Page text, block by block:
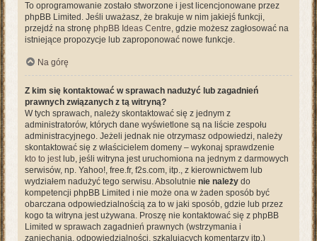
To oprogramowanie zostało stworzone i jest licencjonowane przez
phpBB Limited. Jeśli uważasz, że brakuje w nim jakiejś funkcji,
przejdź na stronę phpBB Ideas Centre, gdzie możesz zagłosować na
istniejące propozycje lub zaproponować nowe funkcje.
Na górę
Z kim się kontaktować w sprawach nadużyć lub zagadnień
prawnych związanych z tą witryną?
W tych sprawach, należy skontaktować się z jednym z
administratorów, których dane wyświetlone są na liście zespołu
administracyjnego. Jeżeli jednak nie otrzymasz odpowiedzi, należy
skontaktować się z właścicielem domeny – wykonaj sprawdzenie
kto to jestlub, jeśli witryna jest uruchomiona na jednym z darmowych
serwisów, np. Yahoo!, free.fr, f2s.com, itp., z kierownictwem lub
wydziałem nadużyć tego serwisu. Absolutnie nie należy do
kompetencji phpBB Limited i nie może ona w żaden sposób być
obarczana odpowiedzialnością za to w jaki sposób, gdzie lub przez
kogo ta witryna jest używana. Proszę nie kontaktować się z phpBB
Limited w sprawach zagadnień prawnych (wstrzymania i
zaniechania, odpowiedzialności, szkalujących komentarzy itp.)